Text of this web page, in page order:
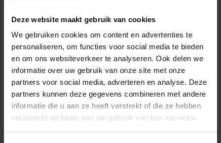
Deze website maakt gebruik van cookies
We gebruiken cookies om content en advertenties te
personaliseren, om functies voor social media te bieden
en om ons websiteverkeer te analyseren. Ook delen we
informatie over uw gebruik van onze site met onze
partners voor social media, adverteren en analyse. Deze
partners kunnen deze gegevens combineren met andere
informatie die u aan ze heeft verstrekt of die ze hebben
verzameld op basis van uw gebruik van hun services.
Artikelnummer 50511
SKU 605960